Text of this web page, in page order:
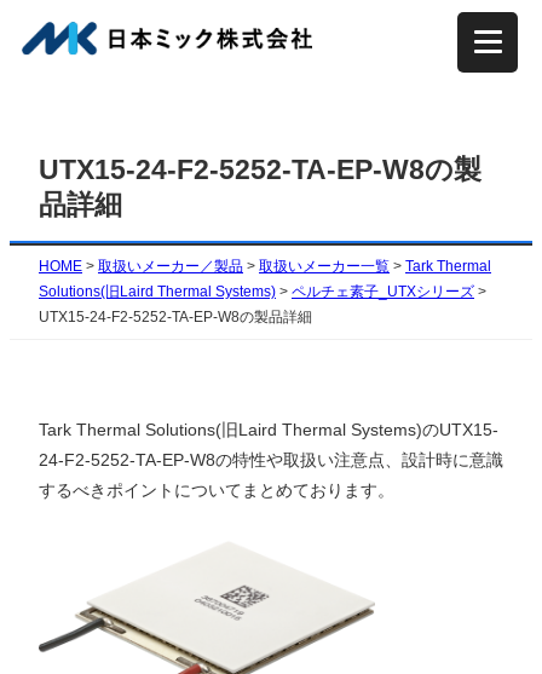
容
UTX15-24-F2-5252-TA-EP-W8の製
品詳細
HOME > 取扱いメーカー／製品 > 取扱いメーカー一覧 > Tark Thermal
Solutions(旧Laird Thermal Systems) > ペルチェ素子_UTXシリーズ >
UTX15-24-F2-5252-TA-EP-W8の製品詳細
Tark Thermal Solutions(旧Laird Thermal Systems)のUTX15-
24-F2-5252-TA-EP-W8の特性や取扱い注意点、設計時に意識
するべきポイントについてまとめております。